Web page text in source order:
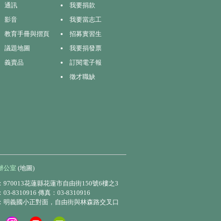
通訊
影音
教育手冊與摺頁
議題地圖
義賣品
我要捐款
我要當志工
招募實習生
我要捐發票
訂閱電子報
徵才職缺
公室 (地圖)
970013花蓮縣花蓮市自由街150號6樓之3
03-8310916 傳真：03-8310916
明義國小正對面，自由街與林森路交叉口